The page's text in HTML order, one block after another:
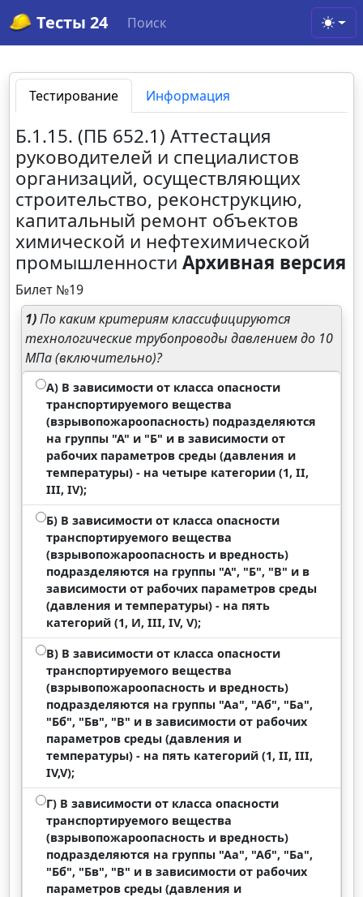
Тесты 24 Поиск
Тестирование Информация
Б.1.15. (ПБ 652.1) Аттестация
руководителей и специалистов
организаций, осуществляющих
строительство, реконструкцию,
капитальный ремонт объектов
химической и нефтехимической
промышленностиАрхивная версия
Билет №19
1)По каким критериям классифицируются
технологические трубопроводы давлением до 10
МПа (включительно)?
А) В зависимости от класса опасности
транспортируемого вещества
(взрывопожароопасность) подразделяются
на группы "А" и "Б" и в зависимости от
рабочих параметров среды (давления и
температуры) - на четыре категории (1, II,
III, IV);
Б) В зависимости от класса опасности
транспортируемого вещества
(взрывопожароопасность и вредность)
подразделяются на группы "А", "Б", "В" и в
зависимости от рабочих параметров среды
(давления и температуры) - на пять
категорий (1, И, III, IV, V);
В) В зависимости от класса опасности
транспортируемого вещества
(взрывопожароопасность и вредность)
подразделяются на группы "Аа", "Аб", "Ба",
"Бб", "Бв", "В" и в зависимости от рабочих
параметров среды (давления и
температуры) - на пять категорий (1, II, III,
IV,V);
Г) В зависимости от класса опасности
транспортируемого вещества
(взрывопожароопасность и вредность)
подразделяются на группы "Аа", "Аб", "Ба",
"Бб", "Бв", "В" и в зависимости от рабочих
параметров среды (давления и